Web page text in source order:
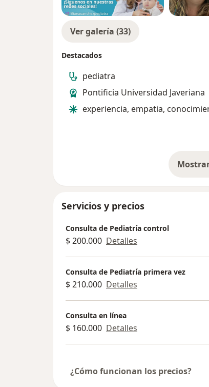
Ver galería (33)
Destacados
pediatra
Pontificia Universidad Javeriana
experiencia, empatia,
Servicios y precios
Consulta de Pediatría control
$ 200.000 Detalles
Consulta de Pediatría primera vez
$ 210.000 Detalles
Consulta en línea
$ 160.000 Detalles
¿Cómo funcionan los precios?